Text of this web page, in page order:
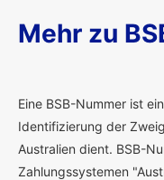
Mehr zu
Eine BSB-Nummer ist
Identifizierung der
Australien dient. BSB-
Zahlungssystemen